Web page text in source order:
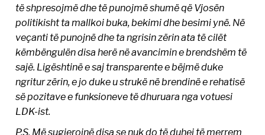
të shpresojmë dhe të punojmë shumë që Vjosën
politikisht ta mallkoi buka, bekimi dhe besimi ynë. Në
veçanti të punojnë dhe ta ngrisin zërin ata të cilët
këmbëngulën disa herë në avancimin e brendshëm të
sajë. Ligështinë e saj transparente e bëjmë duke
ngritur zërin, e jo duke u strukë në brendinë e rehatisë
së pozitave e funksioneve të dhuruara nga votuesi
LDK-ist.
P.S. Më sugjerojnë disa se nuk do të duhej të merrem